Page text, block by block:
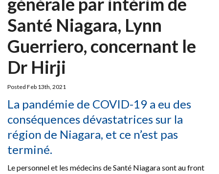
Santé Niagara, Lynn
Guerriero, concernant le
Dr Hirji
Posted Feb 13th, 2021
La pandémie de COVID-19 a eu des
conséquences dévastatrices sur la
région de Niagara, et ce n’est pas
terminé.
Le personnel et les médecins de Santé Niagara sont au front